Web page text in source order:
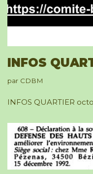
INFOS
par CDBM
INFOS QUARTIER